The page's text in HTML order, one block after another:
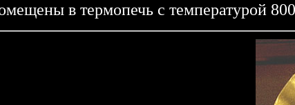
в термопечь с температурой